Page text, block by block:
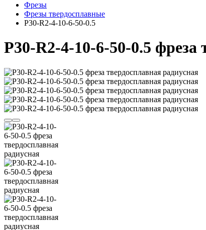
Фрезы
Фрезы твердосплавные
P30-R2-4-10-6-50-0.5
P30-R2-4-10-6-50-0.5 фреза